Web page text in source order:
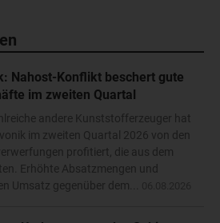
Nahost-Konflikt beschert gute
im zweiten Quartal
andere Kunststofferzeuger hat
im zweiten Quartal 2026 von den
profitiert, die aus dem
Erhöhte Absatzmengen und
Umsatz gegenüber dem...